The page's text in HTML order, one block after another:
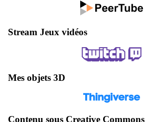
Stream Jeux vidéos
Mes objets 3D
Contenu sous Creative Commons